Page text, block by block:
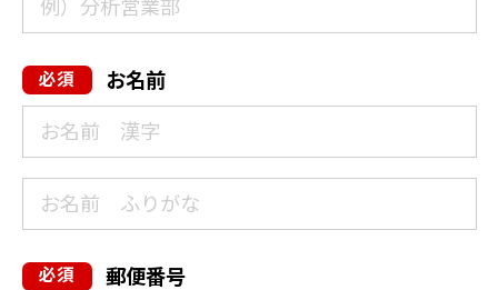
お名前
郵便番号